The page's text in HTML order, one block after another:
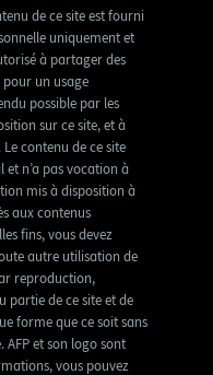
de ce site est fourni
uniquement et
à partager des
pour un usage
possible par les
sur ce site, et à
contenu de ce site
et n’a pas vocation à
mis à disposition à
aux contenus
fins, vous devez
autre utilisation de
reproduction,
partie de ce site et de
forme que ce soit sans
AFP et son logo sont
vous pouvez